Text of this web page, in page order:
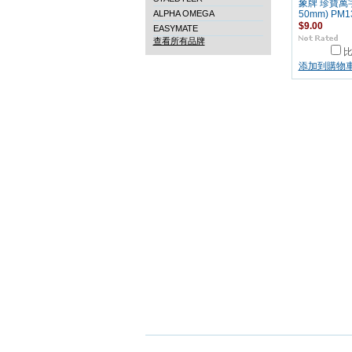
ALPHA OMEGA
EASYMATE
查看所有品牌
象牌 珍寶萬
50mm)
$9.00
添加到購物